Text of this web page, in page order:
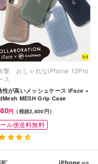
撃 おしゃれなiPhone 12Pro
ス
性が高いメッシュケース iFace ×
MESH Grip Case
円 （税抜2,800円）
ール便送料無料